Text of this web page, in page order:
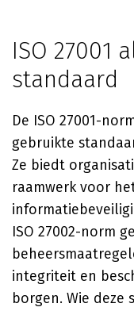
ISO 27001
standaard
De ISO 27001-
gebruikte
Ze biedt
raamwerk voor
ISO 27002-norm
integriteit en
borgen. Wie deze